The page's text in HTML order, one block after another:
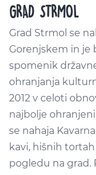
GRAD STRMOL
Grad Strmol se
Gorenjskem in je
spomenik
ohranjanja
2012 v celoti
najbolje
se nahaja
kavi, hišnih
pogledu na grad.